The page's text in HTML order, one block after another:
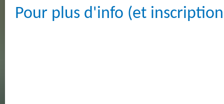
Pour plus d'info (et